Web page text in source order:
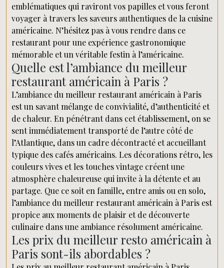
emblématiques qui raviront vos papilles et vous feront
voyager à travers les saveurs authentiques de la cuisine
américaine. N’hésitez pas à vous rendre dans ce
restaurant pour une expérience gastronomique
mémorable et un véritable festin à l’américaine.
Quelle est l’ambiance du meilleur
restaurant américain à Paris ?
L’ambiance du meilleur restaurant américain à Paris
est un savant mélange de convivialité, d’authenticité et
de chaleur. En pénétrant dans cet établissement, on se
sent immédiatement transporté de l’autre côté de
l’Atlantique, dans un cadre décontracté et accueillant
typique des cafés américains. Les décorations rétro, les
couleurs vives et les touches vintage créent une
atmosphère chaleureuse qui invite à la détente et au
partage. Que ce soit en famille, entre amis ou en solo,
l’ambiance du meilleur restaurant américain à Paris est
propice aux moments de plaisir et de découverte
culinaire dans une ambiance résolument américaine.
Les prix du meilleur resto américain à
Paris sont-ils abordables ?